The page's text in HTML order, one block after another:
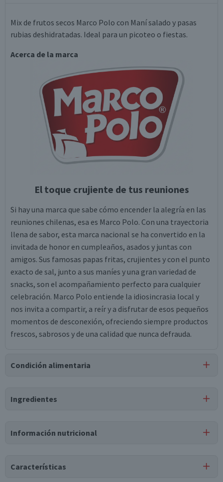
Mix de frutos secos Marco Polo con Maní salado y pasas
rubias deshidratadas. Ideal para un picoteo o fiestas.
Acerca de la marca
El toque crujiente de tus reuniones
Si hay una marca que sabe cómo encender la alegría en las
reuniones chilenas, esa es Marco Polo. Con una trayectoria
llena de sabor, esta marca nacional se ha convertido en la
invitada de honor en cumpleaños, asados y juntas con
amigos. Sus famosas papas fritas, crujientes y con el punto
exacto de sal, junto a sus maníes y una gran variedad de
snacks, son el acompañamiento perfecto para cualquier
celebración. Marco Polo entiende la idiosincrasia local y
nos invita a compartir, a reír y a disfrutar de esos pequeños
momentos de desconexión, ofreciendo siempre productos
frescos, sabrosos y de una calidad que nunca defrauda.
Condición alimentaria
Ingredientes
aceite mineral, dióxido de azufre.
Información nutricional
Características